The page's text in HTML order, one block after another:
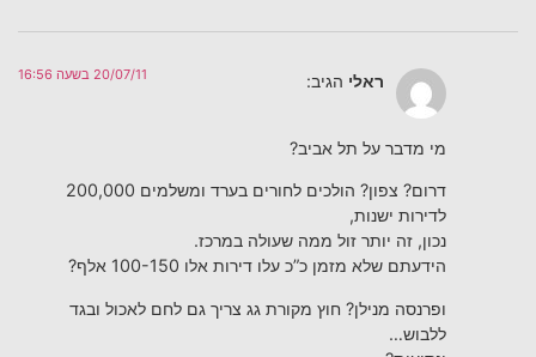
ראלי הגיב: 20/07/11 בשעה 16:56
מי מדבר על תל אביב?
דרום? צפון? הולכים לחורים בערד ומשלמים 200,000
לדירות ישנות,
נכון, זה יותר זול ממה שעולה במרכז.
הידעתם שלא מזמן כ”כ עלו דירות אלו 100-150 אלף?
ופרנסה מנילן? חוץ מקורת גג צריך גם לחם לאכול ובגד
ללבוש…